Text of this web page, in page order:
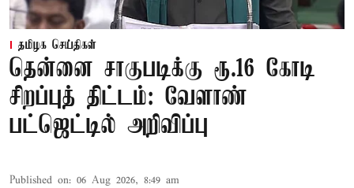
தமிழக செய்திகள்
தென்னை சாகுபடிக்கு ரூ.16 கோடி
சிறப்புத் திட்டம்: வேளாண்
பட்ஜெட்டில் அறிவிப்பு
Published on: 06 Aug 2026, 8:49 am